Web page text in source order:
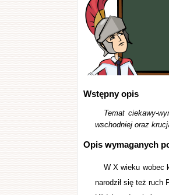
Wstępny opis
Temat ciekawy-
wschodniej oraz
Opis wymaganych
W X wieku wobec
narodził się też ruch